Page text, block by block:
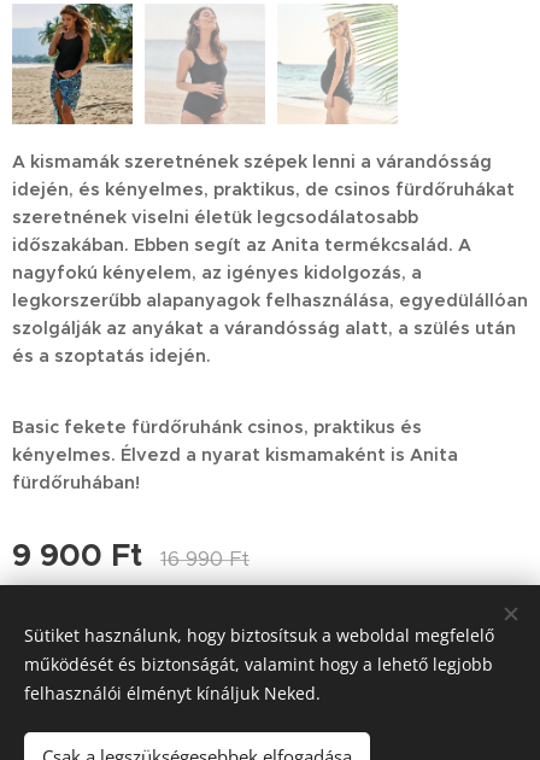
A kismamák szeretnének szépek lenni a várandósság
idején, és kényelmes, praktikus, de csinos fürdőruhákat
szeretnének viselni életük legcsodálatosabb
időszakában. Ebben segít az Anita termékcsalád. A
nagyfokú kényelem, az igényes kidolgozás, a
legkorszerűbb alapanyagok felhasználása, egyedülállóan
szolgálják az anyákat a várandósság alatt, a szülés után
és a szoptatás idején.
Basic fekete fürdőruhánk csinos, praktikus és
kényelmes. Élvezd a nyarat kismamaként is Anita
fürdőruhában!
9 900 Ft 16 990Ft
© 2025 Mom-Basic- Kismamaruha és szaküzlet. Minden jog
fenntartva..
Sütik
Sütiket használunk, hogy biztosítsuk a weboldal megfelelő
működését és biztonságát, valamint hogy a lehető legjobb
felhasználói élményt kínáljuk Neked.